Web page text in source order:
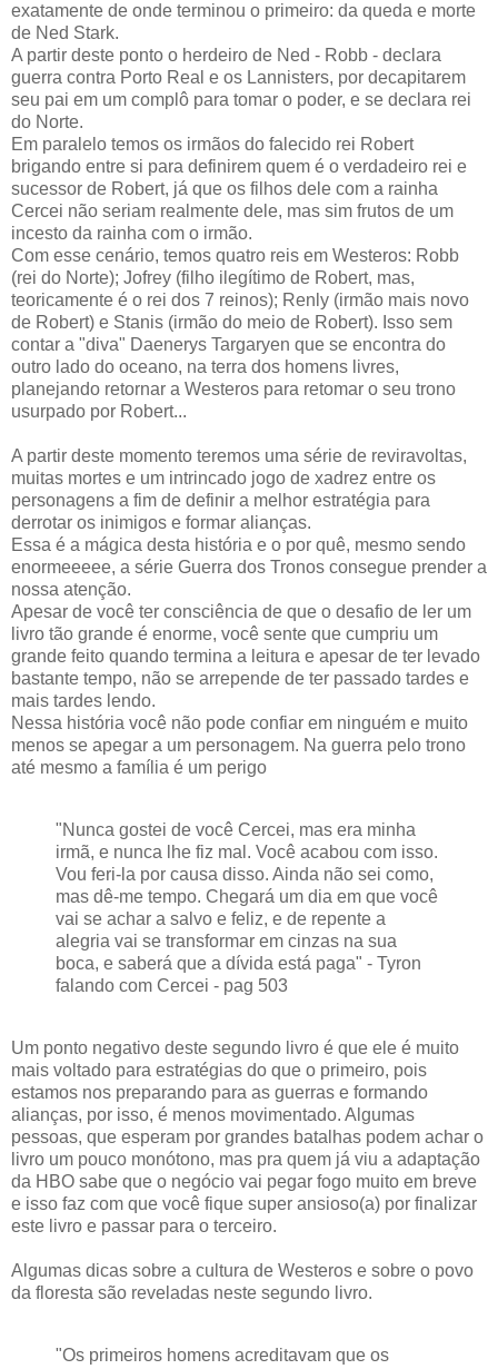
exatamente de onde terminou o primeiro: da queda e morte
de Ned Stark.
A partir deste ponto o herdeiro de Ned - Robb - declara
guerra contra Porto Real e os Lannisters, por decapitarem
seu pai em um complô para tomar o poder, e se declara rei
do Norte.
Em paralelo temos os irmãos do falecido rei Robert
brigando entre si para definirem quem é o verdadeiro rei e
sucessor de Robert, já que os filhos dele com a rainha
Cercei não seriam realmente dele, mas sim frutos de um
incesto da rainha com o irmão.
Com esse cenário, temos quatro reis em Westeros: Robb
(rei do Norte); Jofrey (filho ilegítimo de Robert, mas,
teoricamente é o rei dos 7 reinos); Renly (irmão mais novo
de Robert) e Stanis (irmão do meio de Robert). Isso sem
contar a "diva" Daenerys Targaryen que se encontra do
outro lado do oceano, na terra dos homens livres,
planejando retornar a Westeros para retomar o seu trono
usurpado por Robert...
A partir deste momento teremos uma série de reviravoltas,
muitas mortes e um intrincado jogo de xadrez entre os
personagens a fim de definir a melhor estratégia para
derrotar os inimigos e formar alianças.
Essa é a mágica desta história e o por quê, mesmo sendo
enormeeeee, a série Guerra dos Tronos consegue prender a
nossa atenção.
Apesar de você ter consciência de que o desafio de ler um
livro tão grande é enorme, você sente que cumpriu um
grande feito quando termina a leitura e apesar de ter levado
bastante tempo, não se arrepende de ter passado tardes e
mais tardes lendo.
Nessa história você não pode confiar em ninguém e muito
menos se apegar a um personagem. Na guerra pelo trono
até mesmo a família é um perigo
"Nunca gostei de você Cercei, mas era minha
irmã, e nunca lhe fiz mal. Você acabou com isso.
Vou feri-la por causa disso. Ainda não sei como,
mas dê-me tempo. Chegará um dia em que você
vai se achar a salvo e feliz, e de repente a
alegria vai se transformar em cinzas na sua
boca, e saberá que a dívida está paga" - Tyron
falando com Cercei - pag 503
Um ponto negativo deste segundo livro é que ele é muito
mais voltado para estratégias do que o primeiro, pois
estamos nos preparando para as guerras e formando
alianças, por isso, é menos movimentado. Algumas
pessoas, que esperam por grandes batalhas podem achar o
livro um pouco monótono, mas pra quem já viu a adaptação
da HBO sabe que o negócio vai pegar fogo muito em breve
e isso faz com que você fique super ansioso(a) por finalizar
este livro e passar para o terceiro.
Algumas dicas sobre a cultura de Westeros e sobre o povo
da floresta são reveladas neste segundo livro.
"Os primeiros homens acreditavam que os